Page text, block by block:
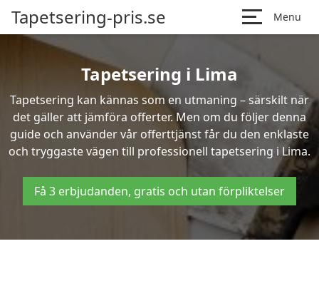
Tapetsering-pris.se Menu
Tapetsering i Lima
Tapetsering kan kännas som en utmaning – särskilt när
det gäller att jämföra offerter. Men om du följer denna
guide och använder vår offerttjänst får du den enklaste
och tryggaste vägen till professionell tapetsering i Lima.
Få 3 erbjudanden, gratis och utan förpliktelser